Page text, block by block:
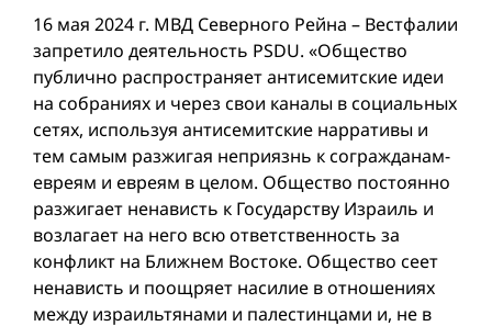
16 мая 2024 г. МВД Северного Рейна – Вестфалии
запретило деятельность PSDU. «Общество
публично распространяет антисемитские идеи
на собраниях и через свои каналы в социальных
сетях, используя антисемитские нарративы и
тем самым разжигая неприязнь к согражданам-
евреям и евреям в целом. Общество постоянно
разжигает ненависть к Государству Израиль и
возлагает на него всю ответственность за
конфликт на Ближнем Востоке. Общество сеет
ненависть и поощряет насилие в отношениях
между израильтянами и палестинцами и, не в